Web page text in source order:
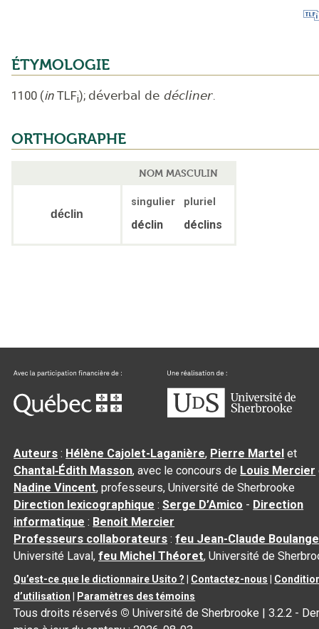
ÉTYMOLOGIE
1100 (in TLFi); déverbal de décliner.
ORTHOGRAPHE
NOM MASCULIN
déclin
singulier pluriel
déclin déclins
Auteurs : Hélène Cajolet-Laganière, Pierre Martel et
Chantal‑Édith Masson, avec le concours de Louis Mercier
Nadine Vincent, professeurs, Université de Sherbrooke
Direction lexicographique :Serge D’Amico - Direction
informatique : Benoit Mercier
Professeurs collaborateurs :feu Jean-Claude
Université Laval,feu Michel Théoret, Université de
Qu’est-ce que le dictionnaire Usito ? Contactez-nous
d’utilisation
Paramètres des témoins
Tous droits réservés © Université de Sherbrooke |3.2.2 -